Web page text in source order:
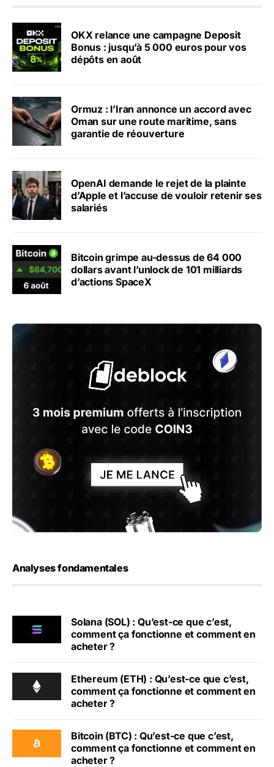
OKX relance une campagne Deposit
Bonus : jusqu’à 5 000 euros pour vos
dépôts en août
Ormuz : l’Iran annonce un accord avec
Oman sur une route maritime, sans
garantie de réouverture
OpenAI demande le rejet de la plainte
d’Apple et l’accuse de vouloir retenir ses
salariés
Bitcoin grimpe au-dessus de 64 000
dollars avant l’unlock de 101 milliards
d’actions SpaceX
Analyses fondamentales
Solana (SOL) : Qu’est-ce que c’est,
comment ça fonctionne et comment en
acheter ?
Ethereum (ETH) : Qu’est-ce que c’est,
comment ça fonctionne et comment en
acheter ?
Bitcoin (BTC) : Qu’est-ce que c’est,
comment ça fonctionne et comment en
acheter ?